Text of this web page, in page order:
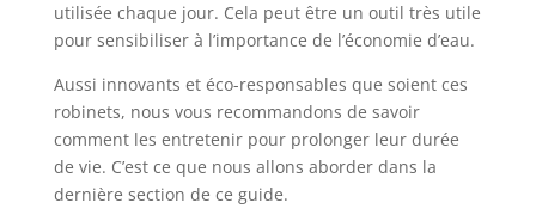
utilisée chaque jour. Cela peut être un outil très utile
pour sensibiliser à l’importance de l’économie d’eau.
Aussi innovants et éco-responsables que soient ces
robinets, nous vous recommandons de savoir
comment les entretenir pour prolonger leur durée
de vie. C’est ce que nous allons aborder dans la
dernière section de ce guide.